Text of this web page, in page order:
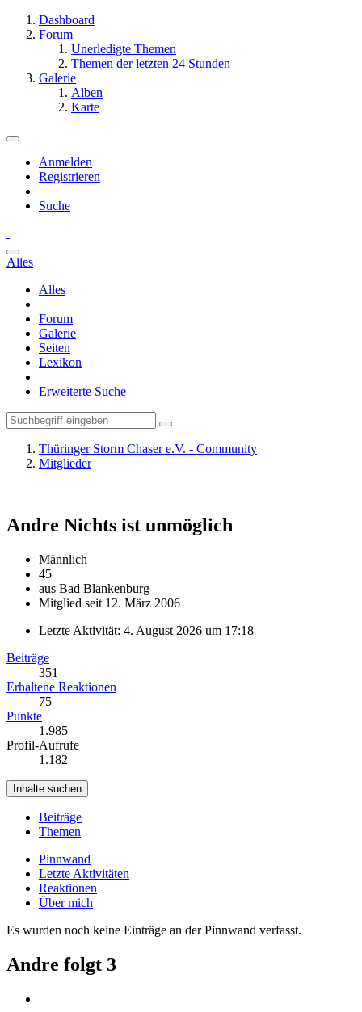
Dashboard
Forum
Unerledigte Themen
Themen der letzten 24 Stunden
Galerie
Alben
Karte
Anmelden
Registrieren
Suche
Alles
Alles
Forum
Galerie
Seiten
Lexikon
Erweiterte Suche
Thüringer Storm Chaser e.V. - Community
Mitglieder
Andre Nichts ist unmöglich
Männlich
45
aus Bad Blankenburg
Mitglied seit 12. März 2006
Letzte Aktivität: 4. August 2026 um 17:18
Beiträge
351
Erhaltene Reaktionen
75
Punkte
1.985
Profil-Aufrufe
1.182
Inhalte suchen
Beiträge
Themen
Pinnwand
Letzte Aktivitäten
Reaktionen
Über mich
Es wurden noch keine Einträge an der Pinnwand verfasst.
Andre folgt 3